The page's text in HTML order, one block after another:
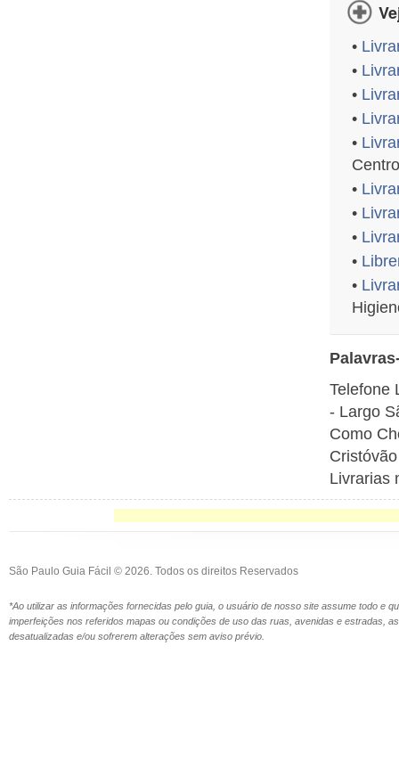
•
•
•
•
•
Centro
•
•
•
•
•
Telefone
- Largo
Como
Livrarias
São Paulo Guia Fácil © 2026. Todos os direitos Reservados
*Ao utilizar as informações fornecidas pelo guia, o usuário de nosso site assume todo e
imperfeições nos referidos mapas ou condições de uso das ruas, avenidas e estradas,
desatualizadas e/ou sofrerem alterações sem aviso prévio.